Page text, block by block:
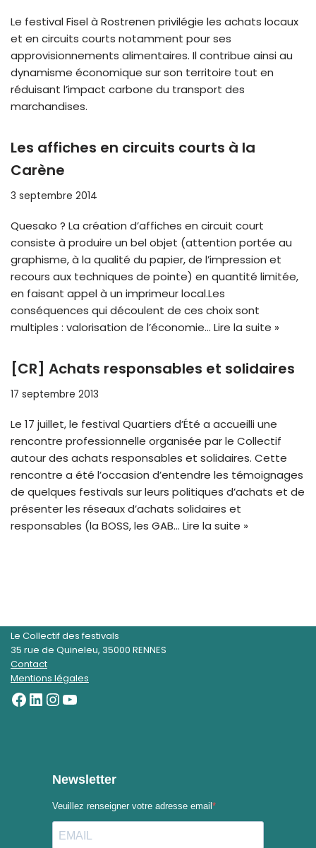
Le festival Fisel à Rostrenen privilégie les achats locaux
et en circuits courts notamment pour ses
approvisionnements alimentaires. Il contribue ainsi au
dynamisme économique sur son territoire tout en
réduisant l’impact carbone du transport des
marchandises.
Les affiches en circuits courts à la
Carène
3 septembre 2014
Quesako ? La création d’affiches en circuit court
consiste à produire un bel objet (attention portée au
graphisme, à la qualité du papier, de l’impression et
recours aux techniques de pointe) en quantité limitée,
en faisant appel à un imprimeur local.Les
conséquences qui découlent de ces choix sont
multiples : valorisation de l’économie… Lire la suite »
[CR] Achats responsables et solidaires
17 septembre 2013
Le 17 juillet, le festival Quartiers d’Été a accueilli une
rencontre professionnelle organisée par le Collectif
autour des achats responsables et solidaires. Cette
rencontre a été l’occasion d’entendre les témoignages
de quelques festivals sur leurs politiques d’achats et de
présenter les réseaux d’achats solidaires et
responsables (la BOSS, les GAB… Lire la suite »
Le Collectif des festivals
35 rue de Quineleu, 35000 RENNES
Contact
Mentions légales